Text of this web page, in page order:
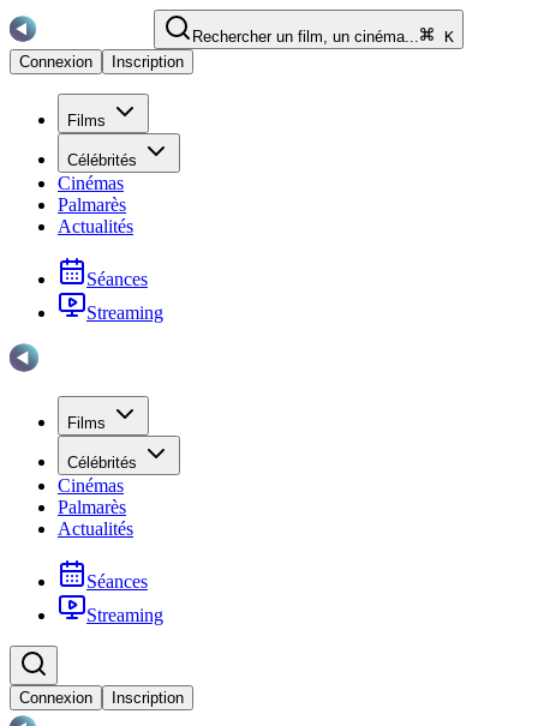
Rechercher un film, un cinéma...
K
Connexion
Inscription
Films
Célébrités
Cinémas
Palmarès
Actualités
Séances
Streaming
Films
Célébrités
Cinémas
Palmarès
Actualités
Séances
Streaming
Connexion Inscription